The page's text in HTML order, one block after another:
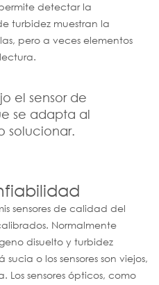
detectar la
turbidez muestran la
pero a veces elementos
el sensor de
se adapta al
solucionar.
sensores de calidad del
Normalmente
disuelto y turbidez
o los sensores son viejos,
Los sensores ópticos, como